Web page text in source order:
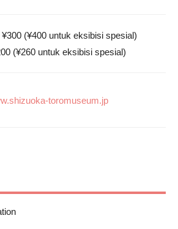
(¥400 untuk eksibisi spesial)
(¥260 untuk eksibisi spesial)
toromuseum.jp